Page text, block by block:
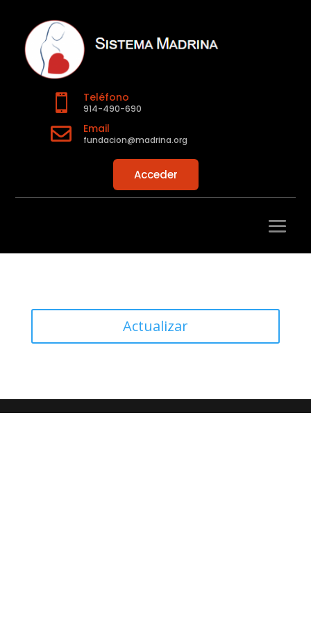
 Teléfono
914-490-690
 Email
fundacion@madrina.org
Acceder
Actualizar